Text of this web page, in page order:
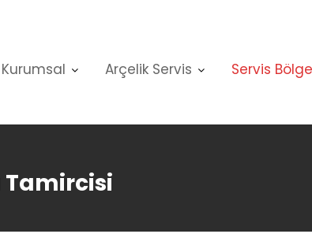
Kurumsal Arçelik Servis Servis
Tamircisi